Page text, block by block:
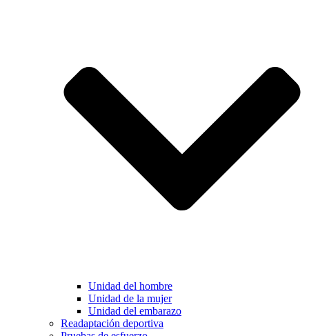
Unidad del hombre
Unidad de la mujer
Unidad del embarazo
Readaptación deportiva